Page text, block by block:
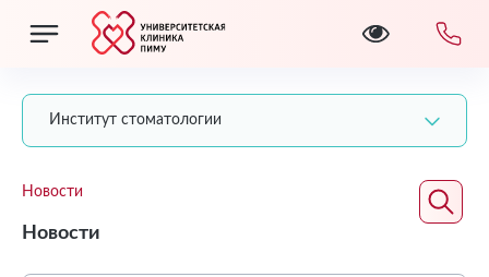
Институт стоматологии
Новости
Новости